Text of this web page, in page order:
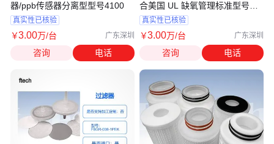
器/ppb传感器分离型型号4100
真实性已核验
￥3.00万/台 广东深圳
咨询 电话
合美国 UL 缺氧管理标准型号
221R
真实性已核验
￥3.00万/台 广东深圳
咨询 电话